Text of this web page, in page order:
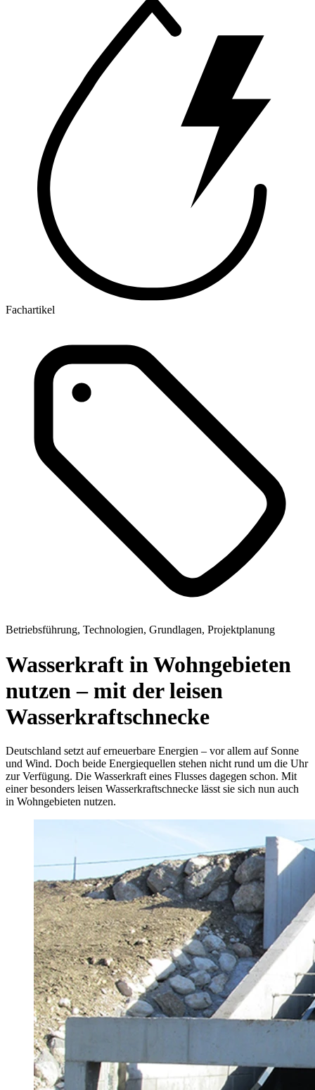
Fachartikel
Betriebsführung, Technologien, Grundlagen, Projektplanung
Wasserkraft in Wohngebieten
nutzen – mit der leisen
Wasserkraftschnecke
Deutschland setzt auf erneuerbare Energien – vor allem auf Sonne
und Wind. Doch beide Energiequellen stehen nicht rund um die Uhr
zur Verfügung. Die Wasserkraft eines Flusses dagegen schon. Mit
einer besonders leisen Wasserkraftschnecke lässt sie sich nun auch
in Wohngebieten nutzen.